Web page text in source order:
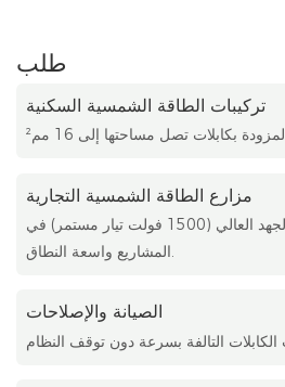
طلب
تركيبات الطاقة الشمسية السكنية
مزارع الطاقة الشمسية التجارية
يتولى مسؤولية كابلات الجهد العالي (1500 فولت تيار مستمر) في
المشاريع واسعة النطاق.
الصيانة والإصلاحات